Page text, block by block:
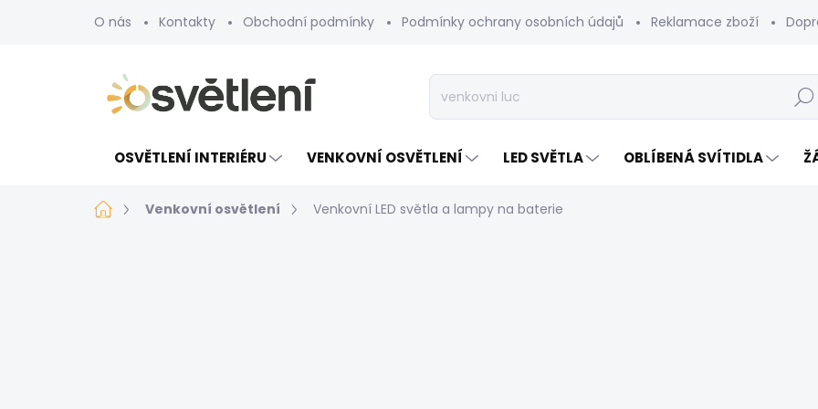
O nás Kontakty Obchodní podmínky Podmínky ochrany osobních údajů Reklamace zboží
Hledat
OSVĚTLENÍ INTERIÉRU VENKOVNÍ OSVĚTLENÍ LED SVĚTLA OBLÍBENÁ SVÍTIDLA
DomůVenkovní osvětlení Venkovní LED světla a lampy na baterie